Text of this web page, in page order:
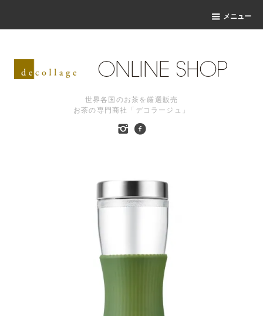
メニュー
世界各国のお茶を厳選販売
お茶の専門商社「デコラージュ」